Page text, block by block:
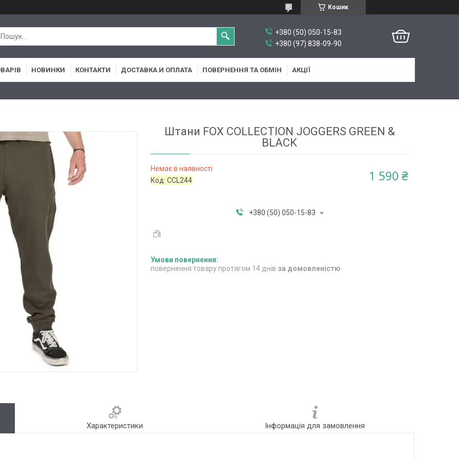
Кошик
+380 (50) 050-15-83
+380 (97) 838-09-90
НОВИНКИ КОНТАКТИ ДОСТАВКА И ОПЛАТА ПОВЕРНЕННЯ ТА ОБМІН АКЦІЇ
Штани FOX COLLECTION JOGGERS GREEN &
BLACK
Немає в наявності
Код:CCL244 1 590 ₴
+380 (50) 050-15-83
повернення товару протягом 14 днів за домовленістю
Характеристики Інформація для замовлення